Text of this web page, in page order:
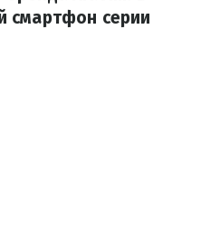
смартфон серии